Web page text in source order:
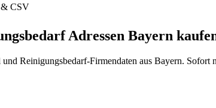
CSV
Adressen Bayern
Reinigungsbedarf-Firmendaten aus Bayern. Sofort